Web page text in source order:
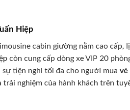
Hiệp
cabin giường nằm cao
còn cung cấp dòng xe VIP 20
sự tiện nghi tối đa cho người mua vé
trải nghiệm của hành khách trên